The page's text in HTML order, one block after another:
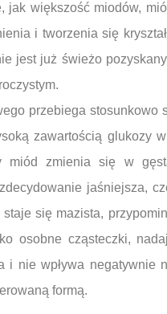
jak większość miodów,
i tworzenia się
jest już świeżo
przebiega
zawartością glukozy
miód zmienia się w
jaśniejsza,
się mazista,
osobne cząsteczki,
i nie wpływa
formą.